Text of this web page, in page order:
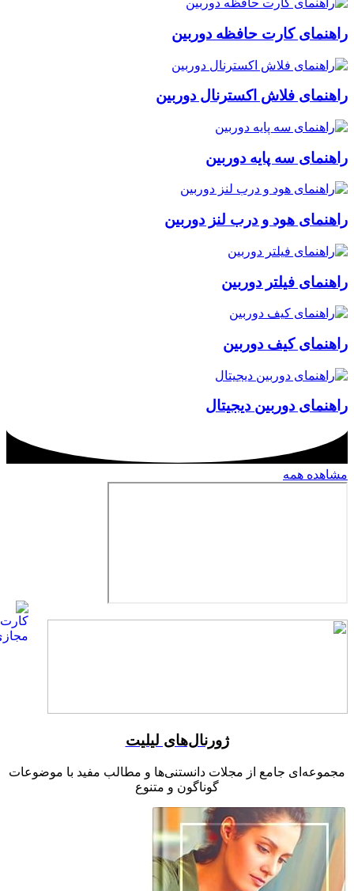
راهنمای کارت حافظه دوربین
راهنمای فلاش اکسترنال دوربین
راهنمای سه پایه دوربین
راهنمای هود و درب لنز دوربین
راهنمای فیلتر دوربین
راهنمای کیف دوربین
راهنمای دوربین دیجیتال
مشاهده همه
ژورنال‌های لیلیت
مجموعه‌ای جامع از مجلات دانستنی‌ها و مطالب مفید با موضوعات
گوناگون و متنوع